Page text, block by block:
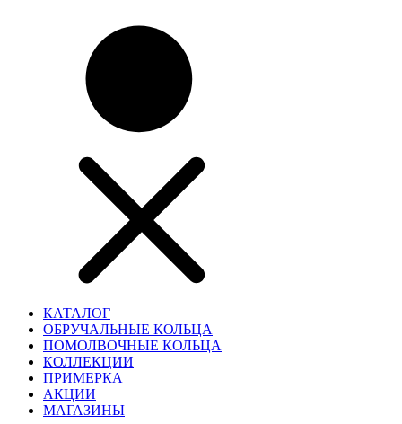
КАТАЛОГ
ОБРУЧАЛЬНЫЕ КОЛЬЦА
ПОМОЛВОЧНЫЕ КОЛЬЦА
КОЛЛЕКЦИИ
ПРИМЕРКА
АКЦИИ
МАГАЗИНЫ